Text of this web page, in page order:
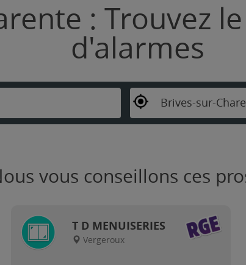
: Trouvez
d'alarmes
Brives-sur-
vous conseillons ces
T D MENUISERIES
Vergeroux